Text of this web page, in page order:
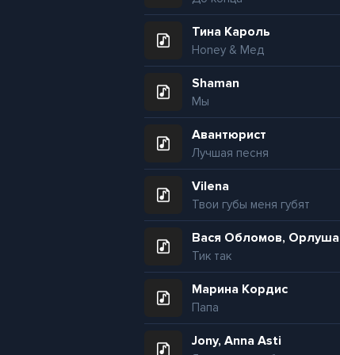
Тина Кароль
Honey & Мед
Shaman
Мы
Авантюрист
Лучшая песня
Vilena
Твои губы меня губят
Вася Обломов, Орлуша
Тик так
Марина Кордис
Папа
Jony, Anna Asti